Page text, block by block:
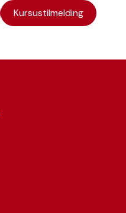
Kursustilmelding